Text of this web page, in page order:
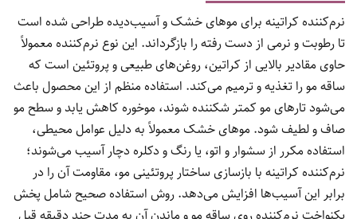
نرم‌کننده کراتینه برای موهای خشک و آسیب‌دیده طراحی شده است
تا رطوبت و نرمی از دست رفته را بازگرداند. این نوع نرم‌کننده معمولاً
حاوی مقادیر بالایی از کراتین، روغن‌های طبیعی و پروتئین است که
ساقه مو را تغذیه و ترمیم می‌کند. استفاده منظم از این محصول باعث
می‌شود تارهای مو کمتر شکننده شوند، موخوره کاهش یابد و سطح مو
صاف و لطیف شود. موهای خشک معمولاً به دلیل عوامل محیطی،
استفاده مکرر از سشوار و اتو، یا رنگ و دکلره دچار آسیب می‌شوند؛
نرم‌کننده کراتینه با بازسازی ساختار پروتئینی مو، مقاومت آن را در
برابر این آسیب‌ها افزایش می‌دهد. روش استفاده صحیح شامل پخش